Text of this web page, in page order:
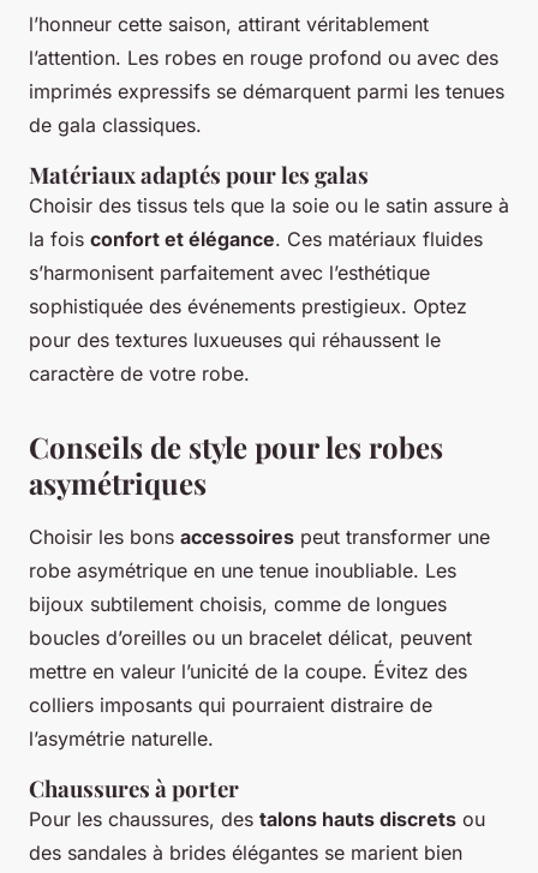
l’honneur cette saison, attirant véritablement
l’attention. Les robes en rouge profond ou avec des
imprimés expressifs se démarquent parmi les tenues
de gala classiques.
Matériaux adaptés pour les galas
Choisir des tissus tels que la soie ou le satin assure à
la fois confort et élégance. Ces matériaux fluides
s’harmonisent parfaitement avec l’esthétique
sophistiquée des événements prestigieux. Optez
pour des textures luxueuses qui réhaussent le
caractère de votre robe.
Conseils de style pour les robes
asymétriques
Choisir les bons accessoires peut transformer une
robe asymétrique en une tenue inoubliable. Les
bijoux subtilement choisis, comme de longues
boucles d’oreilles ou un bracelet délicat, peuvent
mettre en valeur l’unicité de la coupe. Évitez des
colliers imposants qui pourraient distraire de
l’asymétrie naturelle.
Chaussures à porter
Pour les chaussures, des talons hauts discrets ou
des sandales à brides élégantes se marient bien